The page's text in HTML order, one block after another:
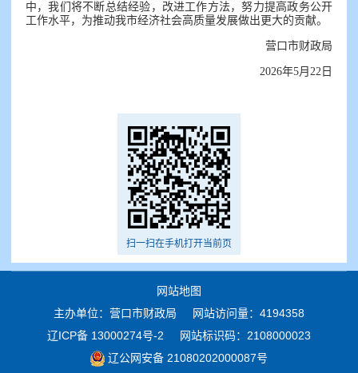
中，我们将不断总结经验，改进工作方法，努力提高政务公开
工作水平，为推动我市经济社会高质量发展做出更大的贡献。
营口市财政局
2026年5月22日
扫一扫在手机打开当前页
网站地图
主办单位：营口市财政局
网站访问量：4194358
辽ICP备 13000274号-2
网站标识码：2108000023
辽公网安备 21080202000087号